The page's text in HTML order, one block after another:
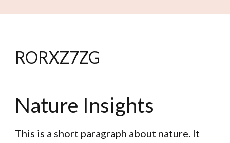
RORXZ7ZG
Nature Insights
This is a short paragraph about nature. It